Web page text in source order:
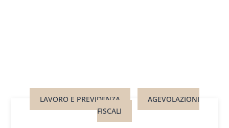
LAVORO E PREVIDENZA
AGEVOLAZIONI
FISCALI